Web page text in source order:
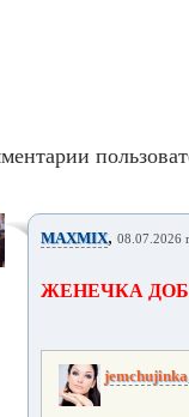
MAXMIX, 08.07.2026
ЖЕНЕЧКА
jemchujinka